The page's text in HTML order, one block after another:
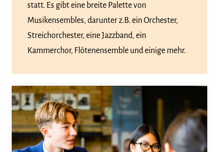
statt. Es gibt eine breite Palette von
Musikensembles, darunter z.B. ein Orchester,
Streichorchester, eine Jazzband, ein
Kammerchor, Flötenensemble und einige mehr.